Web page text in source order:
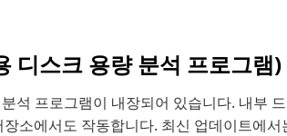
스크 용량 분석 프로그램)
석 프로그램이 내장되어 있습니다. 내부
소에서도 작동합니다. 최신 업데이트에서